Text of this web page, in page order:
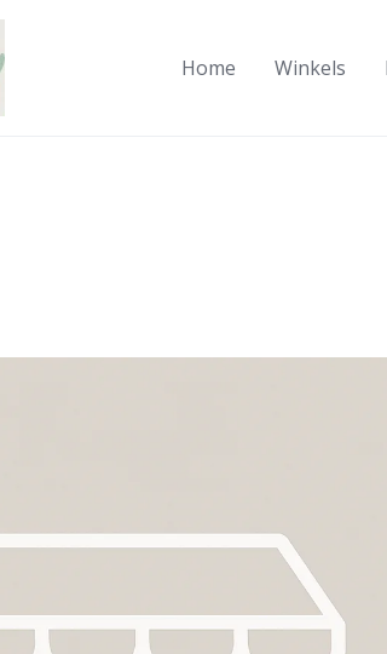
Home Winkels